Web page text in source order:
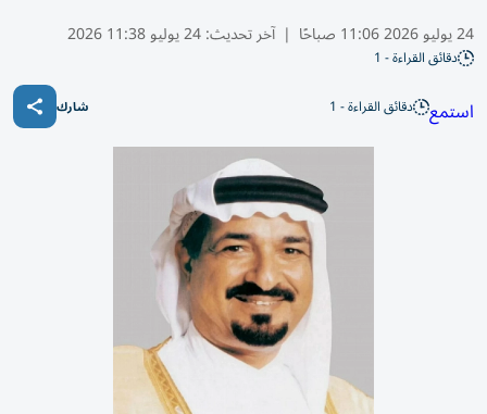
24 يوليو 2026 11:06 صباحًا | آخر تحديث:24 يوليو 11:38 2026
دقائق القراءة - 1
استمع دقائق القراءة - 1 شارك